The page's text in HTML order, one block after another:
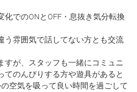
化でのONとOFF・息抜き気分転換
う雰囲気で話してない方とも交流
すが、スタッフも一緒にコミュニ
のんびりする方や遊具があると
空気を吸って良い時間を過ごして